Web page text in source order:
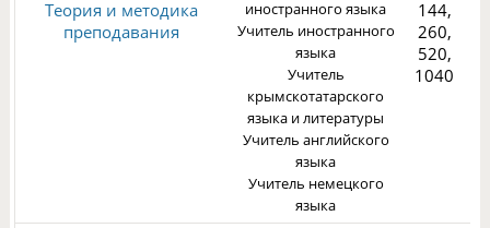
Теория и методика
преподавания
иностранного языка
Учитель иностранного
языка
Учитель
крымскотатарского
языка и литературы
Учитель английского
языка
Учитель немецкого
языка
144,
260,
520,
1040